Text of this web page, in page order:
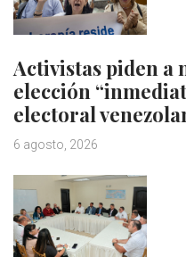
Activistas piden a
elección
electoral
6 agosto, 2026